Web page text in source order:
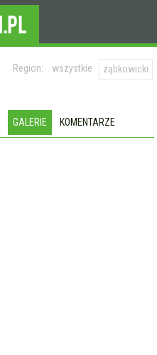
Region: wszystkie ząbkowicki
GALERIE KOMENTARZE